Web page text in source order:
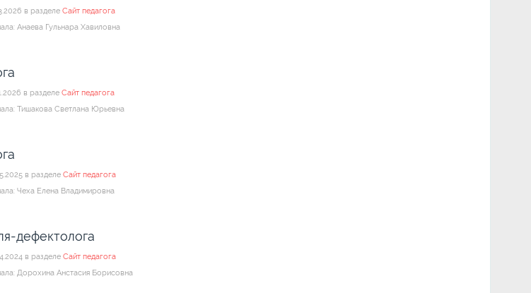
в разделе Сайт педагога
Анаева Гульнара Хавиловна
в разделе Сайт педагога
Тишакова Светлана Юрьевна
в разделе Сайт педагога
Чеха Елена Владимировна
дефектолога
в разделе Сайт педагога
Дорохина Анстасия Борисовна